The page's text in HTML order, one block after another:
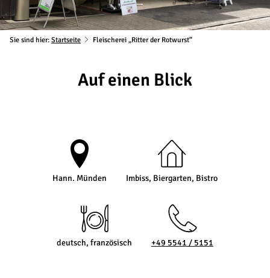
Sie sind hier: Startseite Fleischerei „Ritter der Rotwurst“
Auf einen Blick
Hann. Münden Imbiss, Biergarten, Bistro
deutsch, französisch +49 5541 / 5151